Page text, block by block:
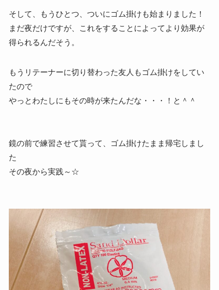
そして、もうひとつ、ついにゴム掛けも始まりました！
まだ夜だけですが、これをすることによってより効果が
得られるんだそう。
もうリテーナーに切り替わった友人もゴム掛けをしてい
たので
やっとわたしにもその時が来たんだな・・・！と＾＾
鏡の前で練習させて貰って、ゴム掛けたまま帰宅しまし
た
その夜から実践～☆